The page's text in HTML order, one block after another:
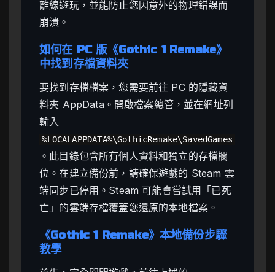
離線遊玩，並能防止您因意外的物理錯誤而
崩潰。
如何在 PC 版《Gothic 1 Remake》
中找到存檔資料夾
要找到存檔檔案，您需要前往 PC 的隱藏資
料夾 AppData。開啟檔案總管，並在網址列
輸入
%LOCALAPPDATA%\GothicRemake\SavedGames
。此目錄包含所有個人資料和獨立的存檔欄
位。在建立備份前，請確保遊戲的 Steam 雲
端同步已停用。Steam 可能會嘗試用「已死
亡」的雲端存檔覆蓋您還原的本地檔案。
《Gothic 1 Remake》本地備份步驟
教學